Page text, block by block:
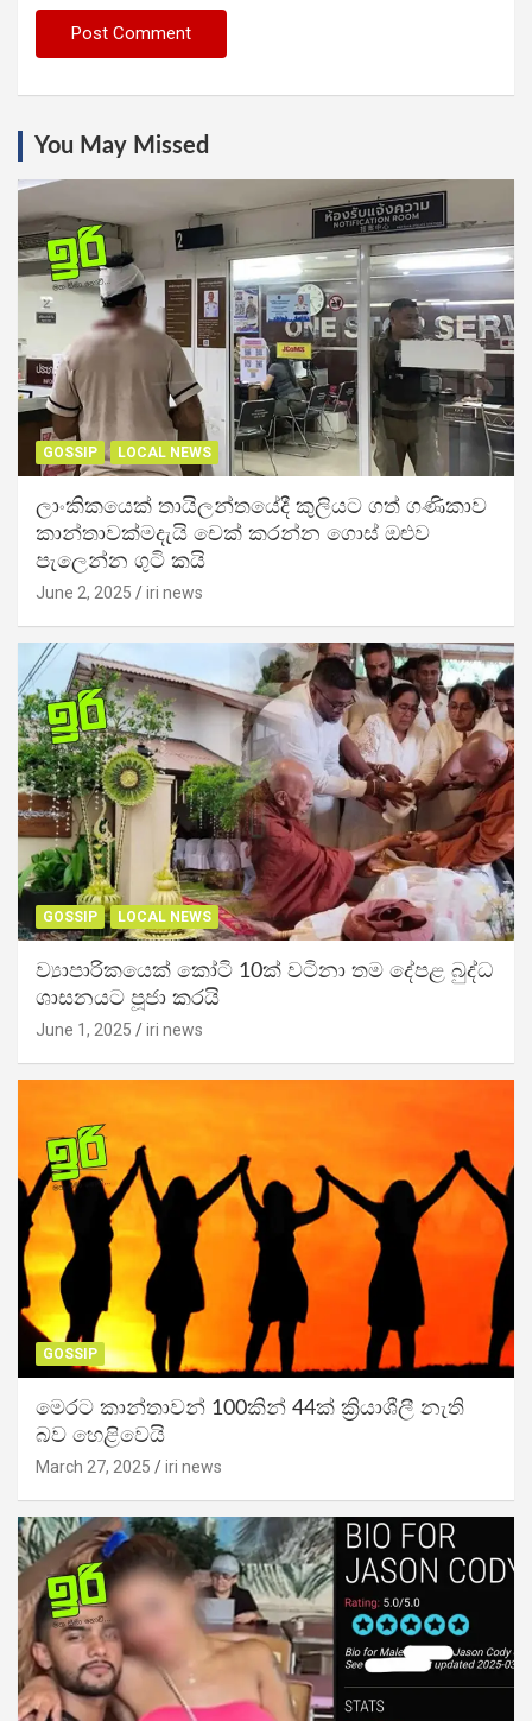
You May Missed
GOSSIP LOCAL NEWS
ලාංකිකයෙක් තායිලන්තයේදී කුලියට ගත් ගණිකාව
කාන්තාවක්මදැයි චෙක් කරන්න ගොස් ඔළුව
පැලෙන්න ගුටි කයි
June 2, 2025 iri news
GOSSIP LOCAL NEWS
ව්‍යාපාරිකයෙක් කෝටි 10ක් වටිනා තම දේපළ බුද්ධ
ශාසනයට පූජා කරයි
June 1, 2025 iri news
GOSSIP
මෙරට කාන්තාවන් 100කින් 44ක් ක්‍රියාශීලී නැති
බව හෙළිවෙයි
March 27, 2025 iri news